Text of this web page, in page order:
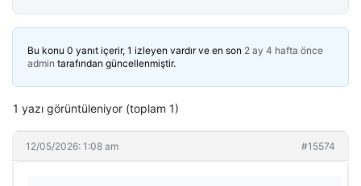
Bu konu 0 yanıt içerir, 1 izleyen vardır ve en son 2 ay 4 hafta önce
admin tarafından güncellenmiştir.
1 yazı görüntüleniyor (toplam 1)
12/05/2026: 1:08 am #15574